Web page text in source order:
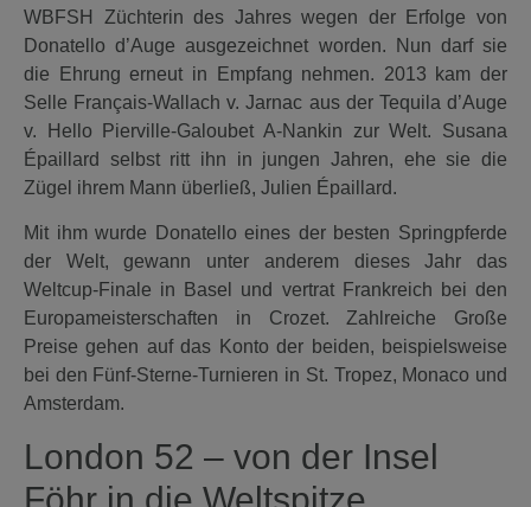
WBFSH Züchterin des Jahres wegen der Erfolge von
Donatello d’Auge ausgezeichnet worden. Nun darf sie
die Ehrung erneut in Empfang nehmen. 2013 kam der
Selle Français-Wallach v. Jarnac aus der Tequila d’Auge
v. Hello Pierville-Galoubet A-Nankin zur Welt. Susana
Épaillard selbst ritt ihn in jungen Jahren, ehe sie die
Zügel ihrem Mann überließ, Julien Épaillard.
Mit ihm wurde Donatello eines der besten Springpferde
der Welt, gewann unter anderem dieses Jahr das
Weltcup-Finale in Basel und vertrat Frankreich bei den
Europameisterschaften in Crozet. Zahlreiche Große
Preise gehen auf das Konto der beiden, beispielsweise
bei den Fünf-Sterne-Turnieren in St. Tropez, Monaco und
Amsterdam.
London 52 – von der Insel
Föhr in die Weltspitze